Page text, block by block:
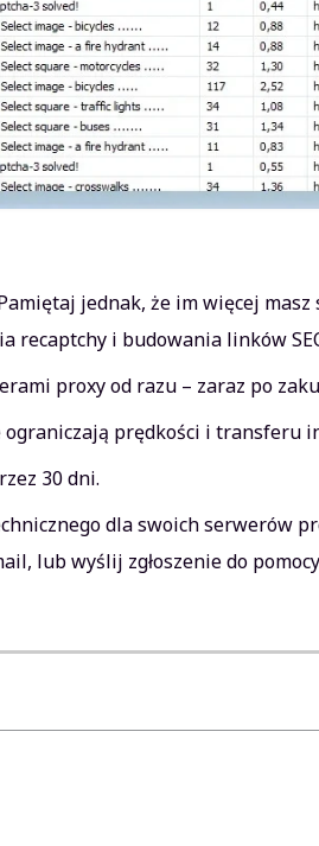
jednak, że im więcej
recaptchy i budowania linków
proxy od razu – zaraz po
prędkości i transferu
30 dni.
dla swoich serwerów
lub wyślij zgłoszenie do